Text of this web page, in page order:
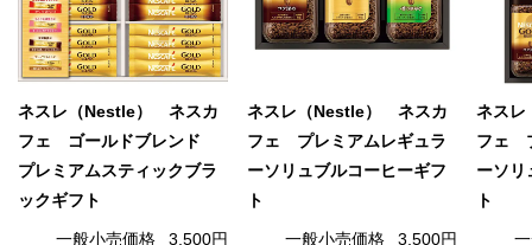
ネスレ（Nestle） ネスカ
フェ ゴールドブレンド
プレミアムスティックブラ
ックギフト
一般小売価格 3,500円
ネスレ（Nestle） ネスカ
フェ プレミアムレギュラ
ーソリュブルコーヒーギフ
ト
一般小売価格 3,500円
ネス
フェ
ーソリ
ト